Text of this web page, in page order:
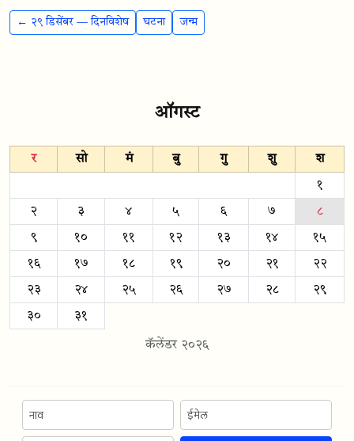
← २९ डिसेंबर — दिनविशेष घटना जन्म
ऑगस्ट
र सो मं बु गु शु श
१
२ ३ ४ ५ ६ ७ ८
९ १० ११ १२ १३ १४ १५
१६ १७ १८ १९ २० २१ २२
२३ २४ २५ २६ २७ २८ २९
३० ३१
कॅलेंडर २०२६